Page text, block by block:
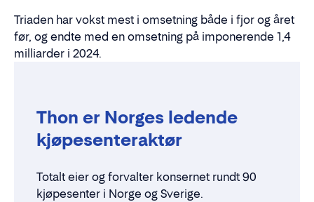
Triaden har vokst mest i omsetning både i fjor og året
før, og endte med en omsetning på imponerende 1,4
milliarder i 2024.
Thon er Norges ledende
kjøpesenteraktør
Totalt eier og forvalter konsernet rundt 90
kjøpesenter i Norge og Sverige.